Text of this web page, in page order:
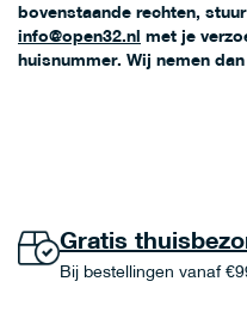
bovenstaande rechten,
info@open32.nl met je
huisnummer. Wij nemen
Gratis
Bij bestellingen vanaf